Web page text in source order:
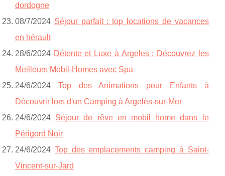
dordogne
08/7/2024 Séjour parfait : top locations de vacances
en hérault
28/6/2024 Détente et Luxe à Argeles : Découvrez les
Meilleurs Mobil-Homes avec Spa
24/6/2024 Top des Animations pour Enfants à
Découvrir lors d'un Camping à Argelès-sur-Mer
24/6/2024 Séjour de rêve en mobil home dans le
Périgord Noir
24/6/2024 Top des emplacements camping à Saint-
Vincent-sur-Jard